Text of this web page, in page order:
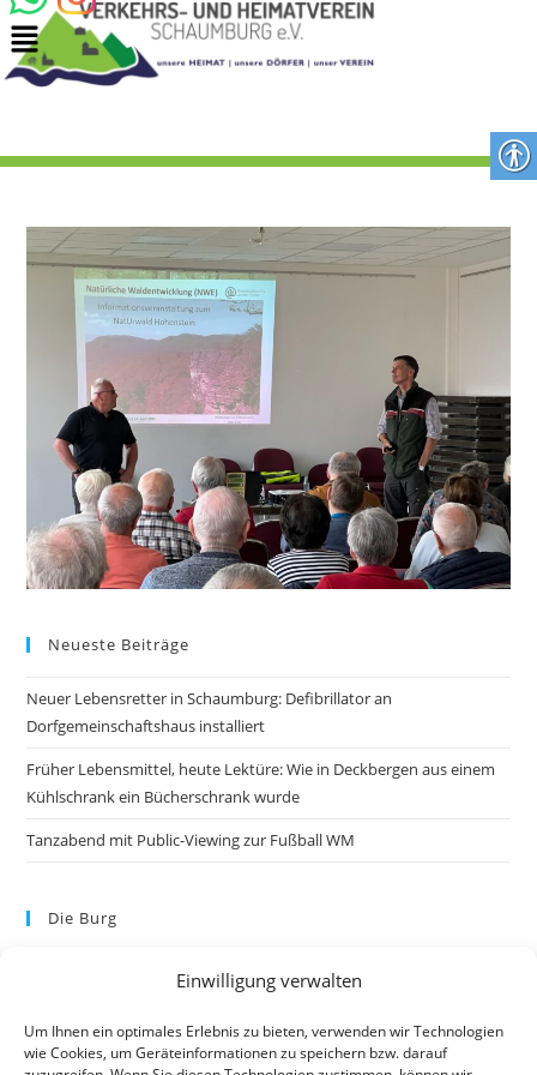
Einwilligung verwalten
Um Ihnen ein optimales Erlebnis zu bieten, verwenden wir Technologien
wie Cookies, um Geräteinformationen zu speichern bzw. darauf
Neueste Beiträge
Neuer Lebensretter in Schaumburg: Defibrillator an
Dorfgemeinschaftshaus installiert
Früher Lebensmittel, heute Lektüre: Wie in Deckbergen aus einem
Kühlschrank ein Bücherschrank wurde
Tanzabend mit Public-Viewing zur Fußball WM
Die Burg